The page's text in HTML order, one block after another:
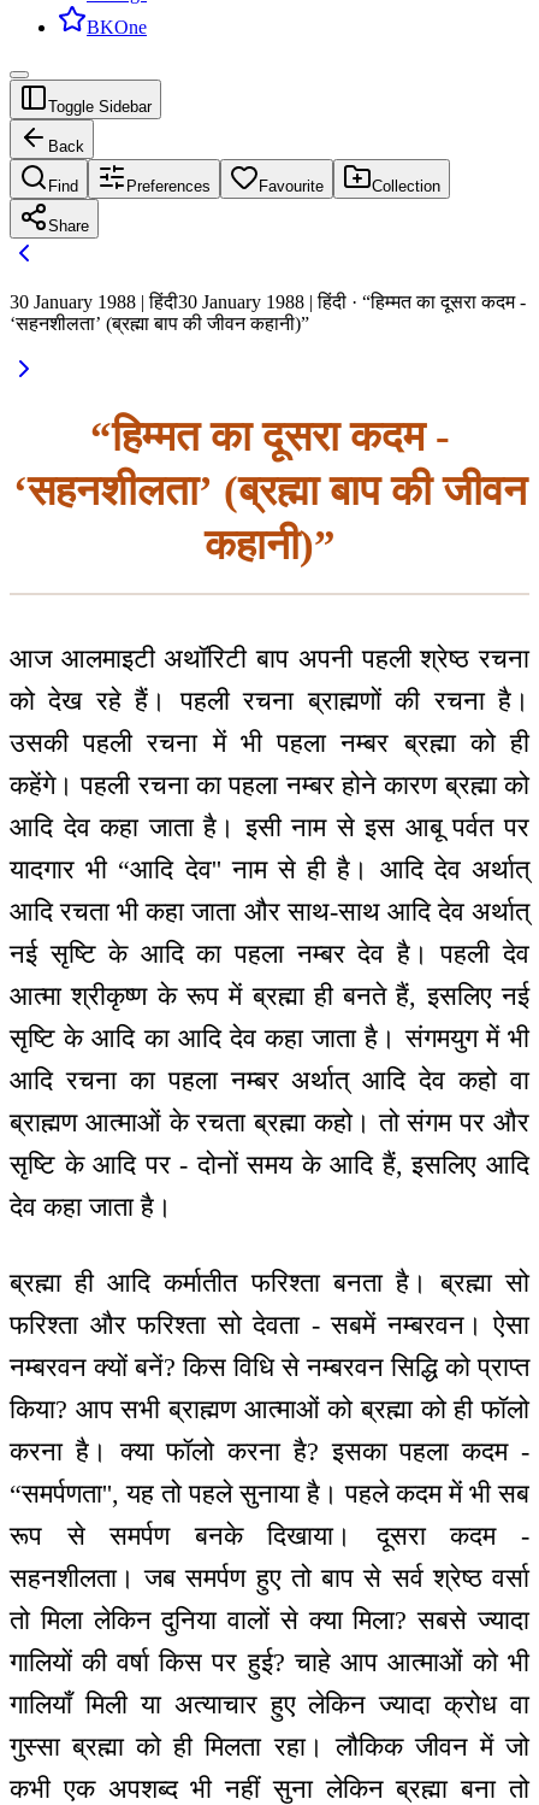
BKOne
Toggle Sidebar
Back
Find Preferences Favourite Collection
Share
30 January 1988 | हिंदी30 January 1988 | हिंदी · “हिम्मत का दूसरा कदम -
‘सहनशीलता’ (ब्रह्मा बाप की जीवन कहानी)”
“हिम्मत का दूसरा कदम -
‘सहनशीलता’ (ब्रह्मा बाप की जीवन
कहानी)”
आज आलमाइटी अथॉरिटी बाप अपनी पहली श्रेष्ठ रचना
को देख रहे हैं। पहली रचना ब्राह्मणों की रचना है।
उसकी पहली रचना में भी पहला नम्बर ब्रह्मा को ही
कहेंगे। पहली रचना का पहला नम्बर होने कारण ब्रह्मा को
आदि देव कहा जाता है। इसी नाम से इस आबू पर्वत पर
यादगार भी “आदि देव'' नाम से ही है। आदि देव अर्थात्
आदि रचता भी कहा जाता और साथ-साथ आदि देव अर्थात्
नई सृष्टि के आदि का पहला नम्बर देव है। पहली देव
आत्मा श्रीकृष्ण के रूप में ब्रह्मा ही बनते हैं, इसलिए नई
सृष्टि के आदि का आदि देव कहा जाता है। संगमयुग में भी
आदि रचना का पहला नम्बर अर्थात् आदि देव कहो वा
ब्राह्मण आत्माओं के रचता ब्रह्मा कहो। तो संगम पर और
सृष्टि के आदि पर - दोनों समय के आदि हैं, इसलिए आदि
देव कहा जाता है।
ब्रह्मा ही आदि कर्मातीत फरिश्ता बनता है। ब्रह्मा सो
फरिश्ता और फरिश्ता सो देवता - सबमें नम्बरवन। ऐसा
नम्बरवन क्यों बनें? किस विधि से नम्बरवन सिद्धि को प्राप्त
किया? आप सभी ब्राह्मण आत्माओं को ब्रह्मा को ही फॉलो
करना है। क्या फॉलो करना है? इसका पहला कदम -
“समर्पणता'', यह तो पहले सुनाया है। पहले कदम में भी सब
रूप से समर्पण बनके दिखाया। दूसरा कदम -
सहनशीलता। जब समर्पण हुए तो बाप से सर्व श्रेष्ठ वर्सा
तो मिला लेकिन दुनिया वालों से क्या मिला? सबसे ज्यादा
गालियों की वर्षा किस पर हुई? चाहे आप आत्माओं को भी
गालियाँ मिली या अत्याचार हुए लेकिन ज्यादा क्रोध वा
गुस्सा ब्रह्मा को ही मिलता रहा। लौकिक जीवन में जो
कभी एक अपशब्द भी नहीं सुना लेकिन ब्रह्मा बना तो